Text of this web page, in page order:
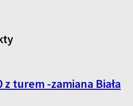
z turem -zamiana Biała